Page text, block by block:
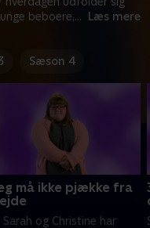
beboere,... Læs mere
Sæson 4
må ikke pjække fra
Sarah og Christine har